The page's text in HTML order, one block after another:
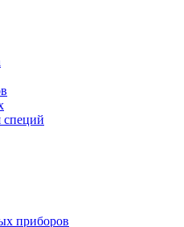
специй
приборов